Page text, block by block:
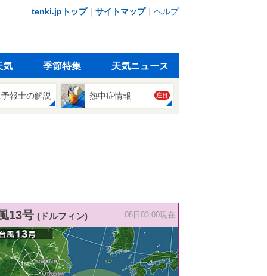
tenki.jpトップ｜ サイトマップ｜ ヘルプ
気 季節特集 天気ニュース
報士の解説 熱中症情報 注目
13号 (ドルフィン) 08日03:00現在